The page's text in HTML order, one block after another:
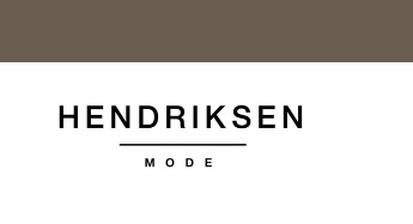
Hendriksen Mode